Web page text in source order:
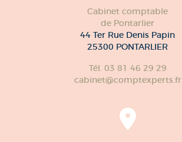
Cabinet comptable
de Pontarlier
44 Ter Rue Denis Papin
25300 PONTARLIER
Tél. 03 81 46 29 29
cabinet@comptexperts.fr